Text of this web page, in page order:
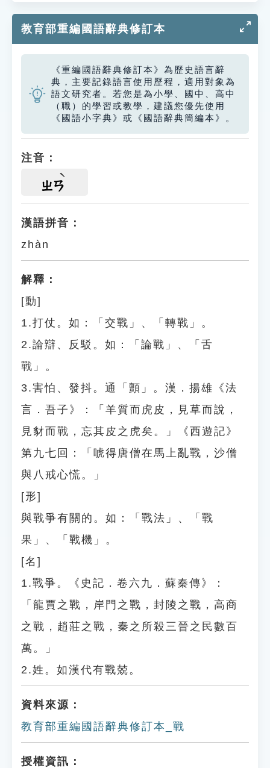
教育部重編國語辭典修訂本
《重編國語辭典修訂本》為歷史語言辭
典，主要記錄語言使用歷程，適用對象為
語文研究者。若您是為小學、國中、高中
（職）的學習或教學，建議您優先使用
《國語小字典》或《國語辭典簡編本》。
注音：
ㄓㄢ
漢語拼音：
zhàn
解釋：
[動]
1.打仗。如：「交戰」、「轉戰」。
2.論辯、反駁。如：「論戰」、「舌
戰」。
3.害怕、發抖。通「顫」。漢．揚雄《法
言．吾子》：「羊質而虎皮，見草而說，
見豺而戰，忘其皮之虎矣。」《西遊記》
第九七回：「唬得唐僧在馬上亂戰，沙僧
與八戒心慌。」
[形]
與戰爭有關的。如：「戰法」、「戰
果」、「戰機」。
[名]
1.戰爭。《史記．卷六九．蘇秦傳》：
「龍賈之戰，岸門之戰，封陵之戰，高商
之戰，趙莊之戰，秦之所殺三晉之民數百
萬。」
2.姓。如漢代有戰兢。
資料來源：
教育部重編國語辭典修訂本_戰
授權資訊：